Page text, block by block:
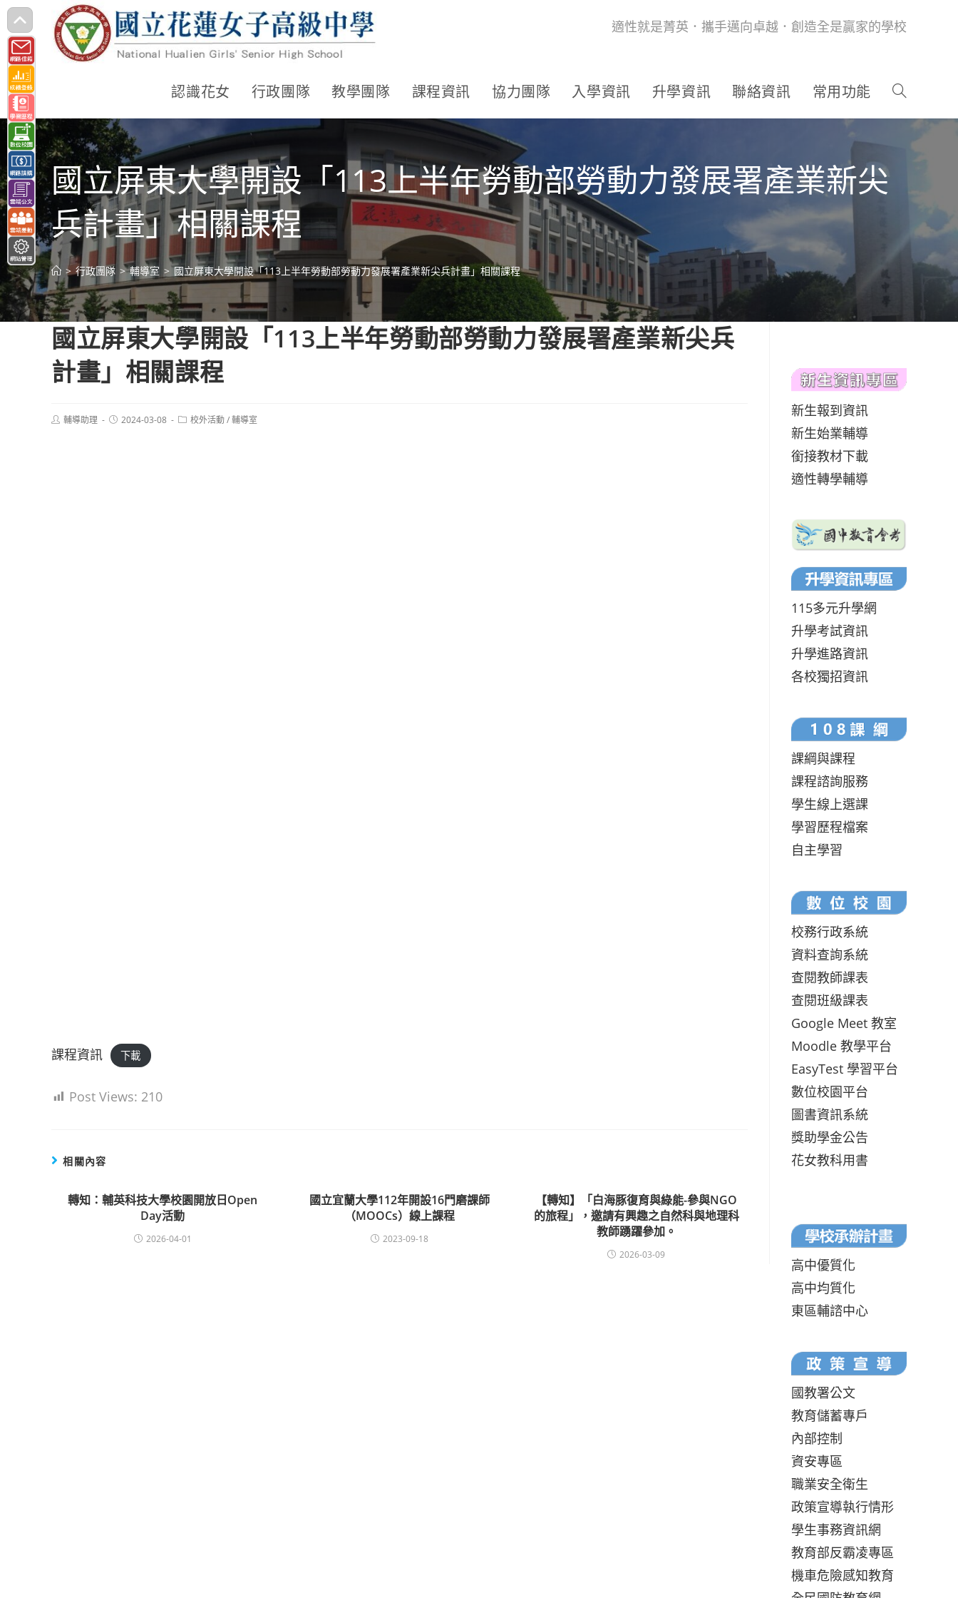
跳
轉
至
主
要
內
容
適性就是菁英．攜手邁向卓越．創造全是贏家的學校
認識花女 行政團隊 教學團隊 課程資訊 協力團隊 入學資訊 升學資訊 聯絡資訊 常用功能
國立屏東大學開設「113上半年勞動部勞動力發展署產業新尖
兵計畫」相關課程
> 行政團隊 > 輔導室 > 國立屏東大學開設「113上半年勞動部勞動力發展署產業新尖兵計畫」相關課程
國立屏東大學開設「113上半年勞動部勞動力發展署產業新尖兵
計畫」相關課程
Post輔導助理
Post2024-03-08
Post校外活動/輔導室
課程資訊 下載
Post Views: 210
相關內容
轉知：輔英科技大學校園開放日Open
Day活動
2026-04-01
國立宜蘭大學112年開設16門磨課師
（MOOCs）線上課程
2023-09-18
【轉知】「白海豚復育與綠能-參與NGO
的旅程」，邀請有興趣之自然科與地理科
教師踴躍參加。
2026-03-09
新生報到資訊
新生始業輔導
銜接教材下載
適性轉學輔導
115多元升學網
升學考試資訊
升學進路資訊
各校獨招資訊
課綱與課程
課程諮詢服務
學生線上選課
學習歷程檔案
自主學習
校務行政系統
資料查詢系統
查閱教師課表
查閱班級課表
Google Meet 教室
Moodle 教學平台
EasyTest 學習平台
數位校園平台
圖書資訊系統
獎助學金公告
花女教科用書
高中優質化
高中均質化
東區輔諮中心
國教署公文
教育儲蓄專戶
內部控制
資安專區
職業安全衛生
政策宣導執行情形
學生事務資訊網
教育部反霸凌專區
機車危險感知教育